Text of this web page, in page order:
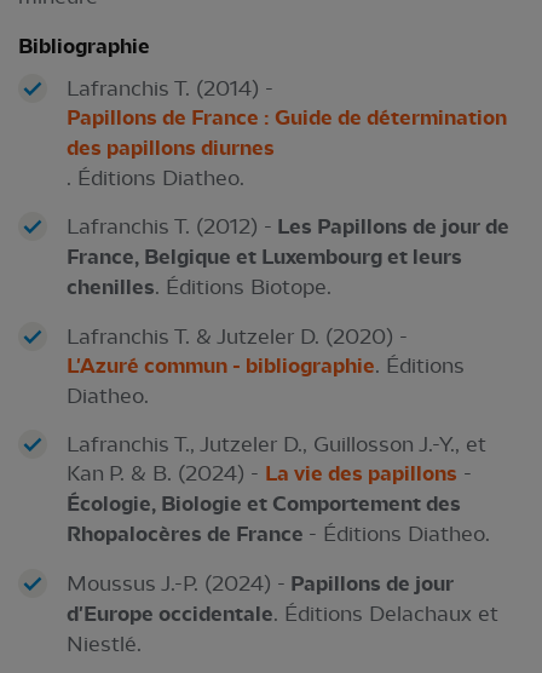
Bibliographie
Lafranchis T. (2014) -
Papillons de France : Guide de détermination
des papillons diurnes
. Éditions Diatheo.
Lafranchis T. (2012) - Les Papillons de jour de
France, Belgique et Luxembourg et leurs
chenilles. Éditions Biotope.
Lafranchis T. & Jutzeler D. (2020) -
L'Azuré commun - bibliographie. Éditions
Diatheo.
Lafranchis T., Jutzeler D., Guillosson J.-Y., et
Kan P. & B. (2024) - La vie des papillons -
Écologie, Biologie et Comportement des
Rhopalocères de France - Éditions Diatheo.
Moussus J.-P. (2024) - Papillons de jour
d'Europe occidentale. Éditions Delachaux et
Niestlé.